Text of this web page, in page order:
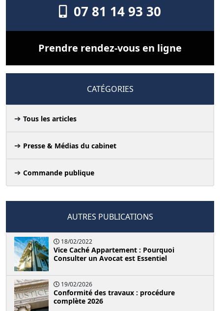
07 81 14 93 30
Prendre rendez-vous en ligne
CATÉGORIES
Tous les articles
Presse & Médias du cabinet
Commande publique
AUTRES PUBLICATIONS
18/02/2022
Vice Caché Appartement : Pourquoi
Consulter un Avocat est Essentiel
19/02/2026
Conformité des travaux : procédure
complète 2026